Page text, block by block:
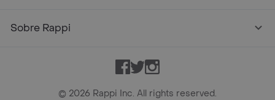
Sobre Rappi
Facebook
TwitterInstagram
© 2026 Rappi Inc. All rights reserved.